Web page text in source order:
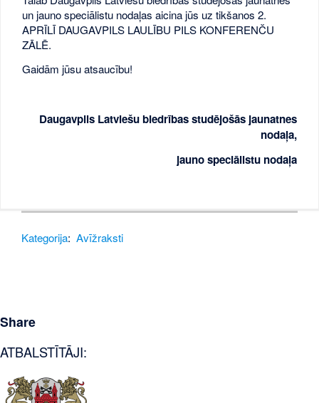
un jauno speciālistu nodaļas aicina jūs uz tikšanos 2.
APRĪLĪ DAUGAVPILS LAULĪBU PILS KONFERENČU
ZĀLĒ.
Gaidām jūsu atsaucību!
Daugavpils Latviešu biedrības studējošās jaunatnes
nodaļa,
jauno speciālistu nodaļa
Kategorija: Avīžraksti
Share
ATBALSTĪTĀJI: